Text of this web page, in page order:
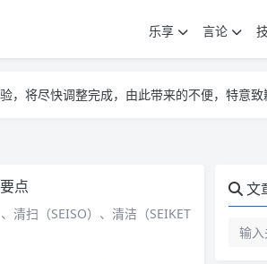
乐享 言论
，将尽快调整完成，由此带来的不便，特意致
将尽快调整完成，由此带来的不便，特意致
点
清扫（SEISO）、清洁（SEIKET
文